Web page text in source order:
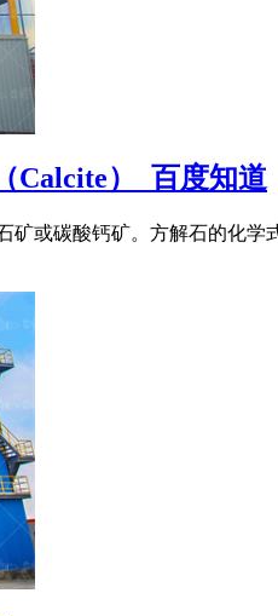
Calcite）_百度知道
或碳酸钙矿。方解石的化学